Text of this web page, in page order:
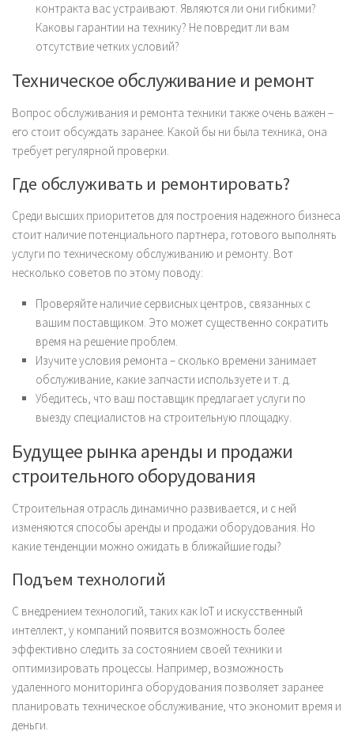
контракта вас устраивают. Являются ли они гибкими?
Каковы гарантии на технику? Не повредит ли вам
отсутствие четких условий?
Техническое обслуживание и ремонт
Вопрос обслуживания и ремонта техники также очень важен –
его стоит обсуждать заранее. Какой бы ни была техника, она
требует регулярной проверки.
Где обслуживать и ремонтировать?
Среди высших приоритетов для построения надежного бизнеса
стоит наличие потенциального партнера, готового выполнять
услуги по техническому обслуживанию и ремонту. Вот
несколько советов по этому поводу:
Проверяйте наличие сервисных центров, связанных с
вашим поставщиком. Это может существенно сократить
время на решение проблем.
Изучите условия ремонта – сколько времени занимает
обслуживание, какие запчасти используете и т. д.
Убедитесь, что ваш поставщик предлагает услуги по
выезду специалистов на строительную площадку.
Будущее рынка аренды и продажи
строительного оборудования
Строительная отрасль динамично развивается, и с ней
изменяются способы аренды и продажи оборудования. Но
какие тенденции можно ожидать в ближайшие годы?
Подъем технологий
С внедрением технологий, таких как IoT и искусственный
интеллект, у компаний появится возможность более
эффективно следить за состоянием своей техники и
оптимизировать процессы. Например, возможность
удаленного мониторинга оборудования позволяет заранее
планировать техническое обслуживание, что экономит время и
деньги.